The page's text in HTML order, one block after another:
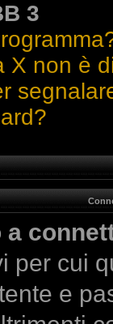
3
X non è
a
per cui
e